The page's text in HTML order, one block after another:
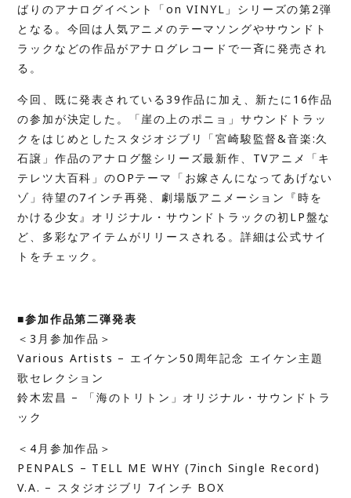
ばりのアナログイベント「on VINYL」シリーズの第2弾
となる。今回は人気アニメのテーマソングやサウンドト
ラックなどの作品がアナログレコードで一⻫に発売され
る。
今回、既に発表されている39作品に加え、新たに16作品
の参加が決定した。「崖の上のポニョ」サウンドトラッ
クをはじめとしたスタジオジブリ「宮崎駿監督&音楽:久
石譲」作品のアナログ盤シリーズ最新作、TVアニメ「キ
テレツ大百科」のOPテーマ「お嫁さんになってあげない
ゾ」待望の7インチ再発、劇場版アニメーション『時を
かける少女』オリジナル・サウンドトラックの初LP盤な
ど、多彩なアイテムがリリースされる。詳細は公式サイ
トをチェック。
■参加作品第二弾発表
＜3月参加作品＞
Various Artists – エイケン50周年記念 エイケン主題
歌セレクション
鈴木宏昌 – 「海のトリトン」オリジナル・サウンドトラ
ック
＜4月参加作品＞
PENPALS – TELL ME WHY (7inch Single Record)
V.A. – スタジオジブリ 7インチ BOX